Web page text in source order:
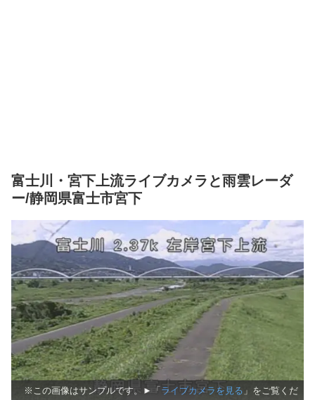
富士川・宮下上流ライブカメラと雨雲レーダ
ー/静岡県富士市宮下
※この画像はサンプルです。►「ライブカメラを見る 」をご覧くだ